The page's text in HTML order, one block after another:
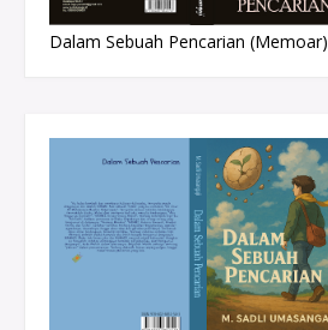
Dalam Sebuah Pencarian (Memoar)